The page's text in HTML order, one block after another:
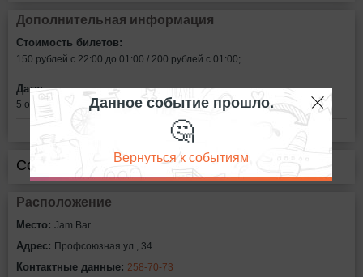
Дополнительная информация
Стоимость билетов:
150 рублей с 22:00 до 01:00 / 200 рублей с 01:00;
Дата:
5 октября в 22:00
Сообщить об ошибке
Расположение
Место: Jam Bar
Адрес: Профсоюзная ул., 34
Контактные данные: 258-70-73
Данное событие прошло.
🤔
Вернуться к событиям